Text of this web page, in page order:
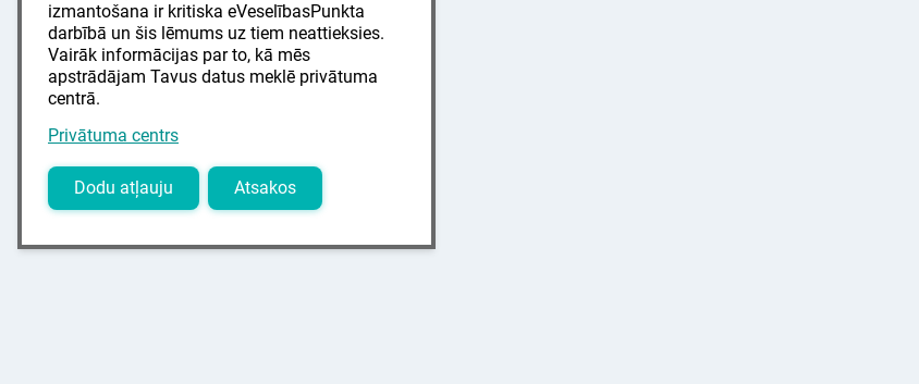
izmantošana ir kritiska eVeselībasPunkta
darbībā un šis lēmums uz tiem neattieksies.
Vairāk informācijas par to, kā mēs
apstrādājam Tavus datus meklē privātuma
centrā.
Privātuma centrs
Dodu atļauju Atsakos